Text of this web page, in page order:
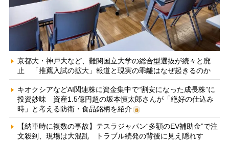
京都大・神戸大など、難関国立大学の総合型選抜が続々と廃
止 「推薦入試の拡大」報道と現実の乖離はなぜ起きるのか
キオクシアなどAI関連株に資金集中で“割安になった成長株”に
投資妙味 資産1.5億円超の坂本慎太郎さんが「絶好の仕込み
時」と考える防衛・食品銘柄を紹介
【納車時に複数の事故】テスラジャパン“多額のEV補助金”で注
文殺到、現場は大混乱 トラブル続発の背後に見え隠れす